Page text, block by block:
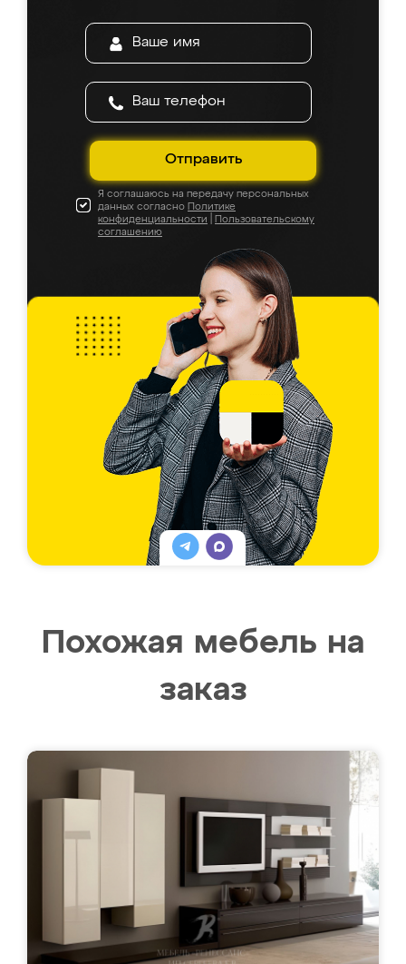
Отправить
Я соглашаюсь на передачу персональных
данных согласно Политике
конфиденциальности
Пользовательскому
соглашению
Похожая мебель на
заказ